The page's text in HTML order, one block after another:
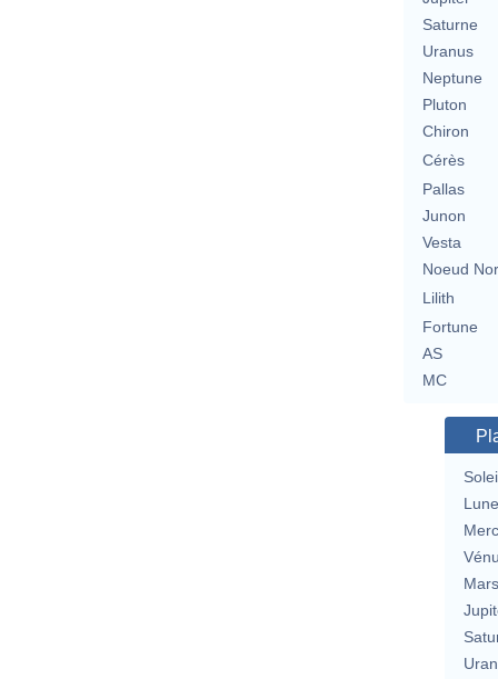
Saturne
Uranus
Neptune
Pluton
Chiron
Cérès
Pallas
Junon
Vesta
Noeud
Lilith
Fortune
AS
MC
Lune
Mars